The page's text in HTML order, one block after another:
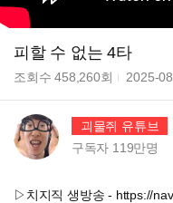
피할 수 없는 4타
조회수458,260회 2025-
괴물쥐 유튜브
구독자 119만명
▷치지직 생방송 - https://